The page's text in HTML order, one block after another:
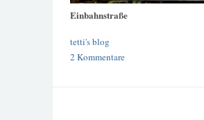
Einbahnstraße
tetti's blog
2 Kommentare